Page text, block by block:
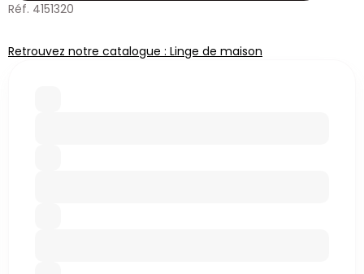
Réf. 4151320
Retrouvez notre catalogue : Linge de maison